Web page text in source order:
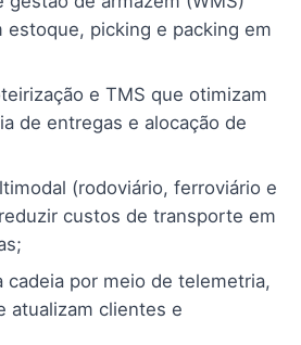
estoque, picking e packing em
e TMS que otimizam
de entregas e alocação de
(rodoviário, ferroviário e
custos de transporte em
cadeia por meio de telemetria,
atualizam clientes e